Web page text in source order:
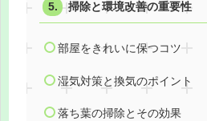
掃除と環境改善の重要性
部屋をきれいに保つコツ
湿気対策と換気のポイント
落ち葉の掃除とその効果